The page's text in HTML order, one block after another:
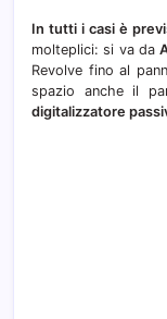
In tutti i casi è
molteplici: si va da
Revolve fino al
spazio anche il
digitalizzatore